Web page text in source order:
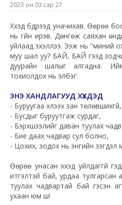
2023 он 03 сар 27
Хүүхэд бүдрээд уначихав. Өөрөө
нь гүйн ирэв. Дөнгөж саяхан
уйлаад эхэллээ. Ээж нь "миний
муу шал уу? БАЙ, БАЙ гээд
дуурайн шалыг алгадна.
тохиолдох нь элбэг.
ЭНЭ ХАНДЛАГУУД ХҮҮХДЭД
- Буруугаа хүлээх зан төлөвшихгүй,
- Бусдыг буруутгаж сурдаг,
- Бэрхшээлийг даван туулах
- Бие даах чадвар сул болно,
- Цохих, зодох нь энгийн үзэгдэл
Өөрөө унасан хүүхэд уйлдаггүй
итгэлтэй бай, урдаа тулгарсан
туулах чадвартай бай гэсэн
ухаан юм шүү!